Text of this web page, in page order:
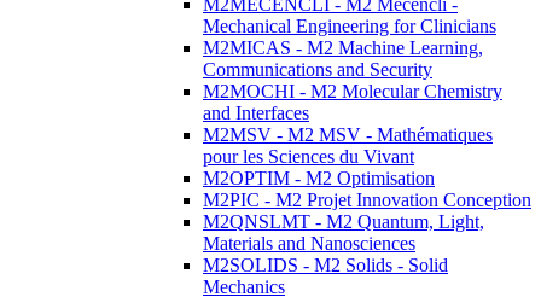
M2MECENCLI - M2 Mecencli -
Mechanical Engineering for Clinicians
M2MICAS - M2 Machine Learning,
Communications and Security
M2MOCHI - M2 Molecular Chemistry
and Interfaces
M2MSV - M2 MSV - Mathématiques
pour les Sciences du Vivant
M2OPTIM - M2 Optimisation
M2PIC - M2 Projet Innovation Conception
M2QNSLMT - M2 Quantum, Light,
Materials and Nanosciences
M2SOLIDS - M2 Solids - Solid
Mechanics